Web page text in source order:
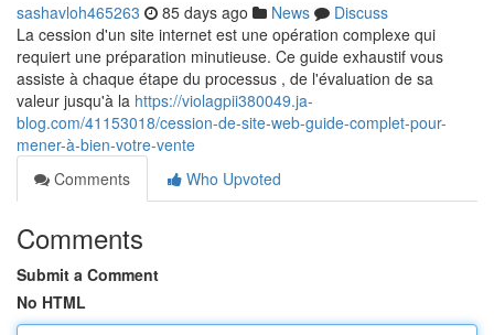
sashavloh465263 85 days ago News
Discuss
La cession d'un site internet est une opération complexe qui
requiert une préparation minutieuse. Ce guide exhaustif vous
assiste à chaque étape du processus , de l'évaluation de sa
valeur jusqu'à la https://violagpii380049.ja-
blog.com/41153018/cession-de-site-web-guide-complet-pour-
mener-à-bien-votre-vente
Comments
Who Upvoted
Comments
Submit a Comment
No HTML